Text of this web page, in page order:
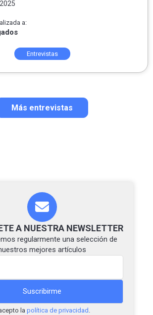
pilares del ejercicio del
a:
Entrevistas
Más entrevistas
A NUESTRA NEWSLETTER
regularmente una selección de
mejores artículos
la política de privacidad .